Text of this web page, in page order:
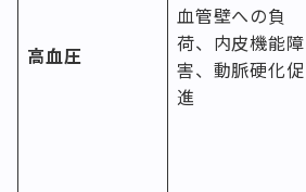
高血圧
血管壁への負
荷、内皮機能障
害、動脈硬化促
進